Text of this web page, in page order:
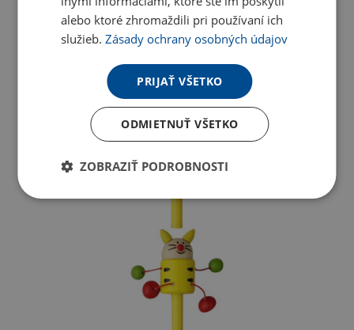
alebo ktoré zhromaždili pri používaní ich
služieb.Zásady ochrany osobných údajov
PRIJAŤ VŠETKO
ODMIETNUŤ VŠETKO
ZOBRAZIŤ PODROBNOSTI